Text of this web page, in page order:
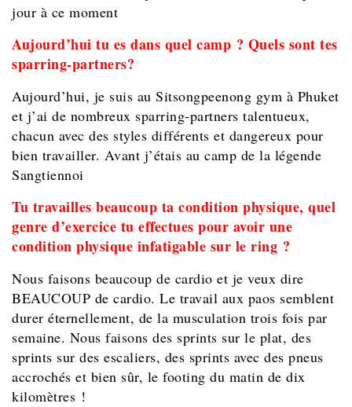
jour à ce moment
Aujourd’hui tu es dans quel camp ? Quels sont tes
sparring-partners?
Aujourd’hui, je suis au Sitsongpeenong gym à Phuket
et j’ai de nombreux sparring-partners talentueux,
chacun avec des styles différents et dangereux pour
bien travailler. Avant j’étais au camp de la légende
Sangtiennoi
Tu travailles beaucoup ta condition physique, quel
genre d’exercice tu effectues pour avoir une
condition physique infatigable sur le ring ?
Nous faisons beaucoup de cardio et je veux dire
BEAUCOUP de cardio. Le travail aux paos semblent
durer éternellement, de la musculation trois fois par
semaine. Nous faisons des sprints sur le plat, des
sprints sur des escaliers, des sprints avec des pneus
accrochés et bien sûr, le footing du matin de dix
kilomètres !